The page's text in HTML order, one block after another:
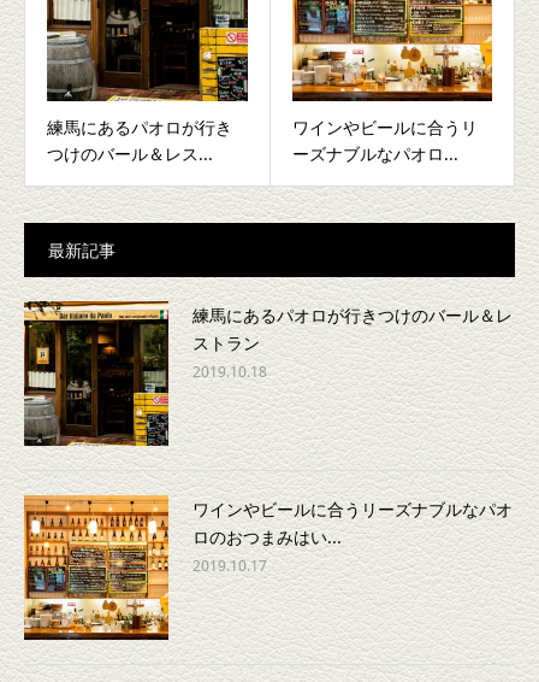
練馬にあるパオロが行き
つけのバール＆レス...
ワインやビールに合うリ
ーズナブルなパオロ...
最新記事
練馬にあるパオロが行きつけのバール＆レ
ストラン
2019.10.18
ワインやビールに合うリーズナブルなパオ
ロのおつまみはい...
2019.10.17